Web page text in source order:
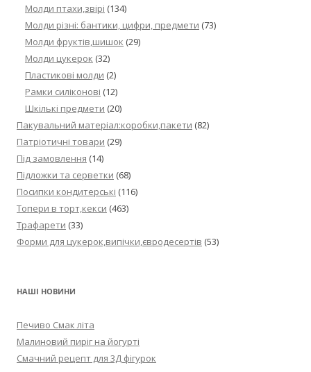
Молди птахи,звірі (134)
Молди різні: бантики, цифри, предмети (73)
Молди фруктів,шишок (29)
Молди цукерок (32)
Пластикові молди (2)
Рамки силіконові (12)
Шкількі предмети (20)
Пакувальний матеріал:коробки,пакети (82)
Патріотичні товари (29)
Під замовлення (14)
Підложки та серветки (68)
Посипки кондитерські (116)
Топери в торт,кекси (463)
Трафарети (33)
Форми для цукерок,випічки,євродесертів (53)
НАШІ НОВИНИ
Печиво Смак літа
Малиновий пиріг на йогурті
Смачний рецепт для 3Д фігурок